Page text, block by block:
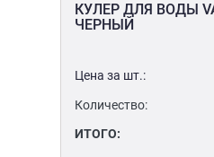
КУЛЕР ДЛЯ ВОДЫ
ЧЕРНЫЙ
Цена за шт.:
Количество:
ИТОГО: